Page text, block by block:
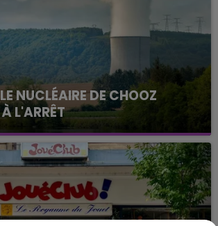
NUCLÉAIRE DE CHOOZ
L'ARRÊT
semaine que la centrale
est à l'arrêt. Une situation
sécheresse intense qui est toujours